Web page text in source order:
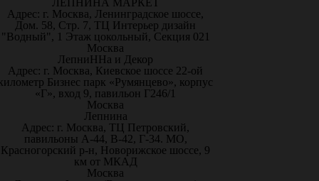
ЛЕПНИНА МАРКЕТ
Адрес: г. Москва, Ленинградское шоссе,
Дом. 58, Стр. 7, ТЦ Интерьер дизайн
"Водный", 1 Этаж цокольный, Секция 021
Москва
ЛепниННа и Декор
Адрес: г. Москва, Киевское шоссе 22-ой
Бизнес парк «Румянцево», корпус
«Г», вход 9, павильон Г246/1
Москва
Лепнина
Адрес: г. Москва, ТЦ Петровский,
павильоны А-44, В-42, Г-34. МО,
Красногорский р-н, Новорижское шоссе, 9
км от МКАД
Москва